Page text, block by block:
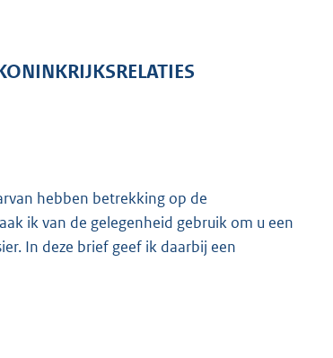
hebben betrekking op de
ik van de gelegenheid gebruik om u een
In deze brief geef ik daarbij een